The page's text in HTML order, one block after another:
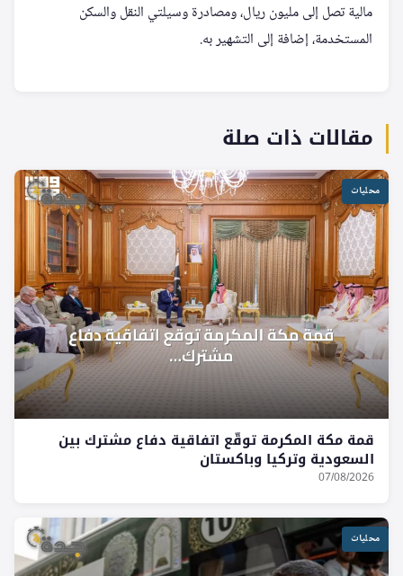
مالية تصل إلى مليون ريال، ومصادرة وسيلتي النقل والسكن
المستخدمة، إضافة إلى التشهير به.
مقالات ذات صلة
محليات
قمة مكة المكرمة توقّع اتفاقية دفاع مشترك بين
السعودية وتركيا وباكستان
07/08/2026
محليات